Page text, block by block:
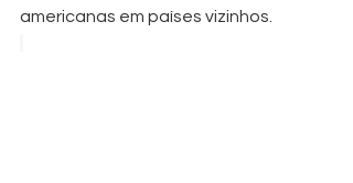
americanas em países vizinhos.